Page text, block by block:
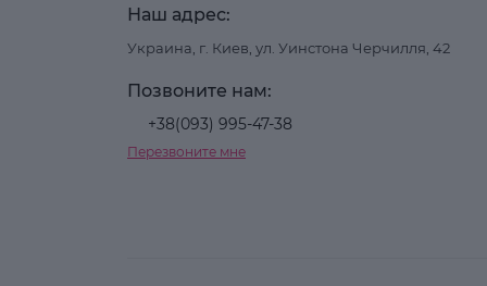
Наш адрес:
Украина, г. Киев, ул. Уинстона Черчилля, 42
Позвоните нам:
+38(093) 995-47-38
Перезвоните мне